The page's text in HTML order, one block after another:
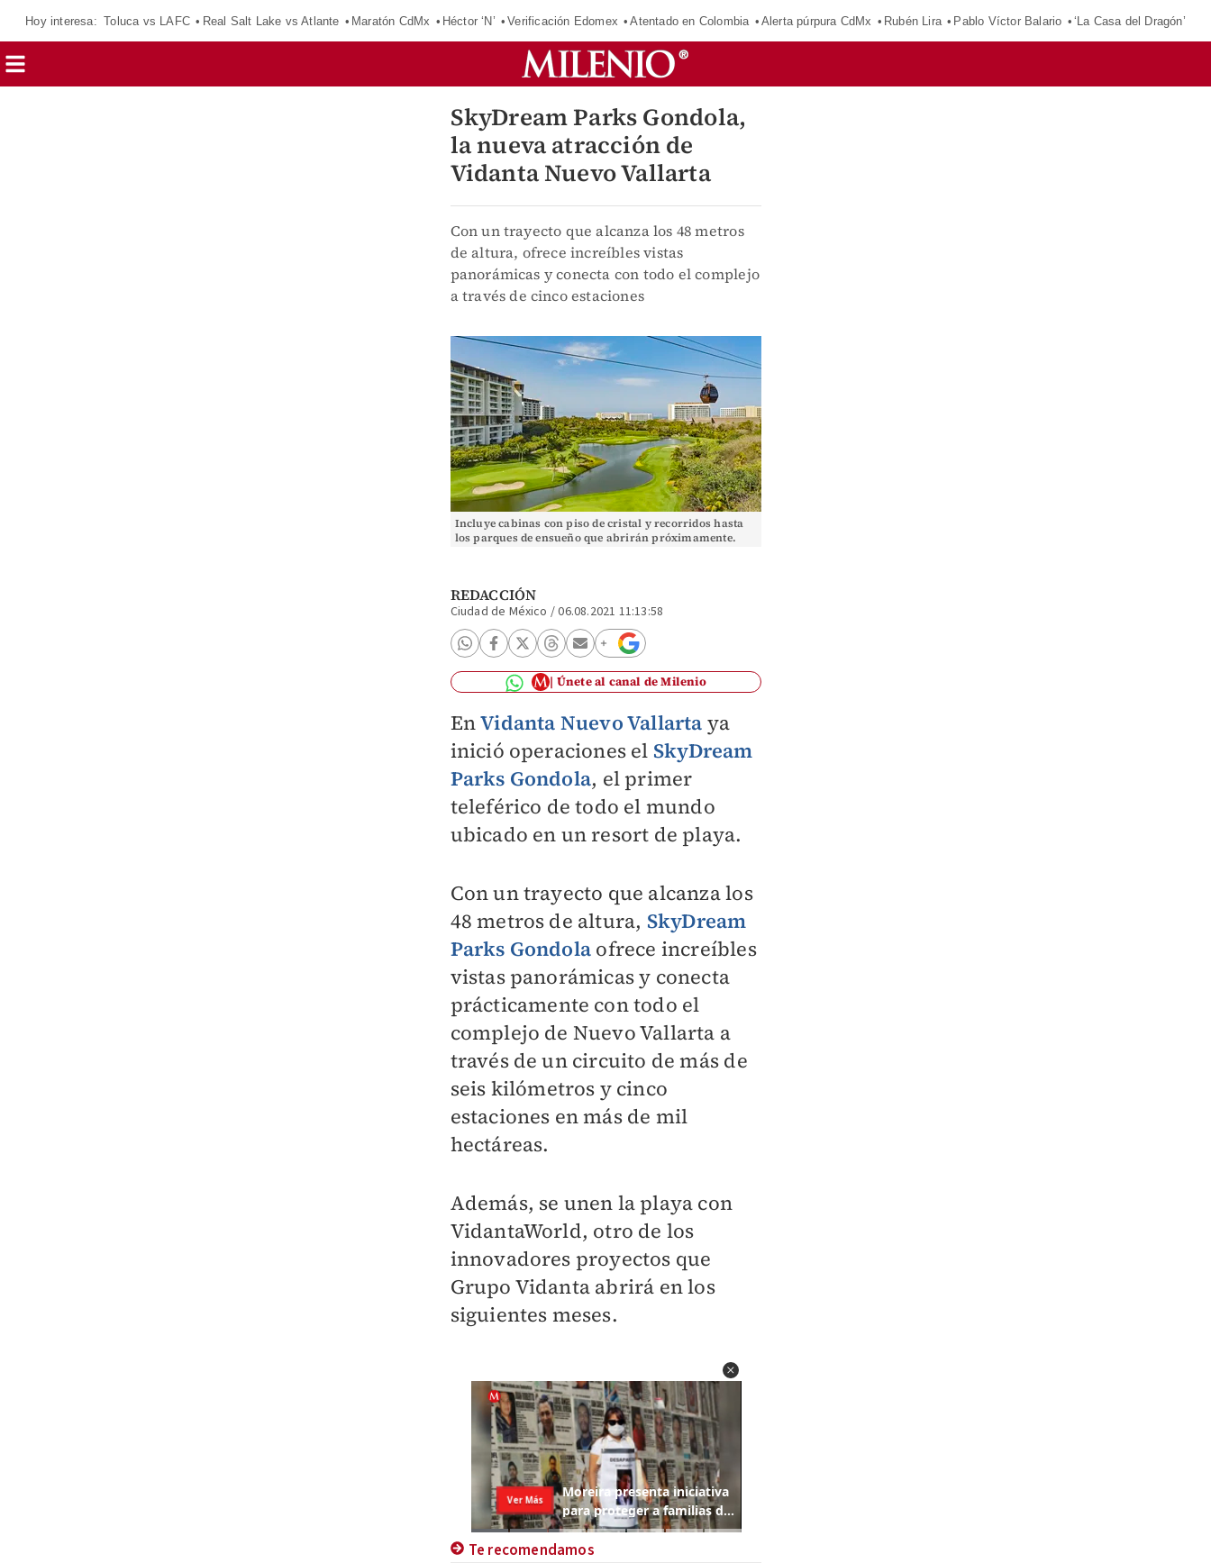
Hoy interesa: Toluca vs LAFC Real Salt Lake vs Atlante Maratón CdMx Héctor ‘N’ Verificación Edomex Atentado en Colombia Alerta púrpura CdMx Rubén Lira Pablo Víctor Balario ‘La Casa del Dragón’
SkyDream Parks Gondola,
la nueva atracción de
Vidanta Nuevo Vallarta
Con un trayecto que alcanza los 48 metros
de altura, ofrece increíbles vistas
panorámicas y conecta con todo el complejo
a través de cinco estaciones
Incluye cabinas con piso de cristal y recorridos hasta
los parques de ensueño que abrirán próximamente.
REDACCIÓN
Ciudad de México /06.08.2021 11:13:58
Únete al canal de Milenio
EnVidanta Nuevo Vallarta ya
inició operaciones el SkyDream
Parks Gondola, el primer
teleférico de todo el mundo
ubicado en un resort de playa.
Con un trayecto que alcanza los
48 metros de altura, SkyDream
Parks Gondola ofrece increíbles
vistas panorámicas y conecta
prácticamente con todo el
complejo de Nuevo Vallarta a
través de un circuito de más de
seis kilómetros y cinco
estaciones en más de mil
hectáreas.
Además, se unen la playa con
VidantaWorld, otro de los
innovadores proyectos que
Grupo Vidanta abrirá en los
siguientes meses.
Te recomendamos